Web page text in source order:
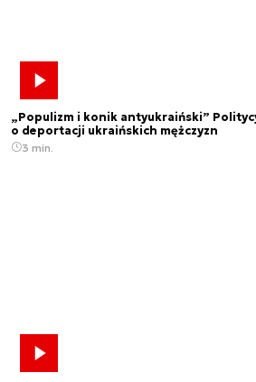
„Populizm i konik antyukraiński”
o deportacji ukraińskich mężczyzn
3 min.